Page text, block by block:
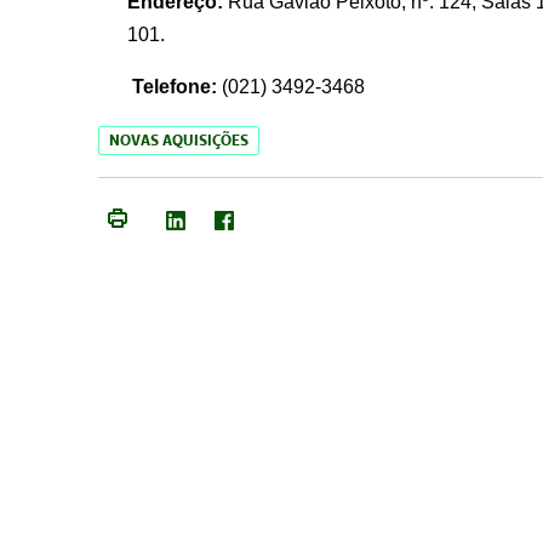
101.
Telefone: (021) 3492-3468
NOVAS AQUISIÇÕES